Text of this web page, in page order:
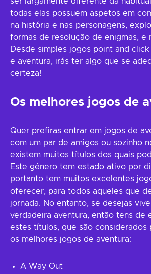
todas elas possuem aspetos em
na história e nas personagens,
formas de resolução de enigmas, e
Desde simples jogos point and
e aventura, irás ter algo que se
certeza!
Os melhores jogos de
Quer prefiras entrar em jogos de
com um par de amigos ou sozinho
existem muitos títulos dos quais
Este género tem estado ativo por
portanto tem muitos excelentes
oferecer, para todos aqueles que
jornada. No entanto, se desejas
verdadeira aventura, então tens de
estes títulos, que são considerados
os melhores jogos de aventura:
A Way Out